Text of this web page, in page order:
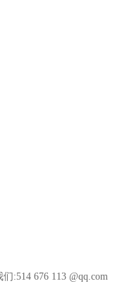
:514 676 113 @qq.com